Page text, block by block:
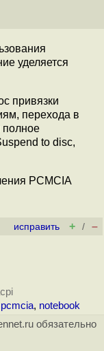
уделяется
привязки
перехода в
to disc,
PCMCIA
исправить + / –
pcmcia, notebook
обязательно